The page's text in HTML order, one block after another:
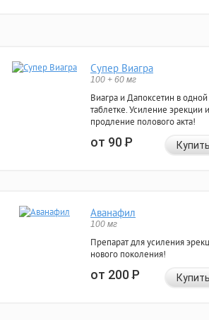
Супер Виагра
100 + 60 мг
Виагра и Дапоксетин в одной
таблетке. Усиление эрекции и
продление полового акта!
от 90Р Купить
Аванафил
100 мг
Препарат для усиления
нового поколения!
от 200Р Купить